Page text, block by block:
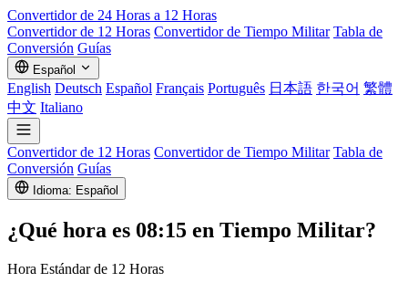
Convertidor de 24 Horas a 12 Horas
Convertidor de 12 Horas Convertidor de Tiempo Militar Tabla de
Conversión Guías
Español
English Deutsch Español Français Português 日本語 한국어 繁體
中文 Italiano
Convertidor de 12 Horas Convertidor de Tiempo Militar Tabla de
Conversión Guías
Idioma: Español
¿Qué hora es 08:15 en Tiempo Militar?
Hora Estándar de 12 Horas